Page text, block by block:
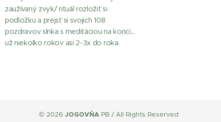
zaužívaný zvyk/ rituál rozložiť si
podložku a prejsť si svojich 108
pozdravov slnka s meditáciou na konci...
už niekoľko rokov asi 2-3x do roka.
© 2026 JOGOVŇAPB / All Rights Reserved